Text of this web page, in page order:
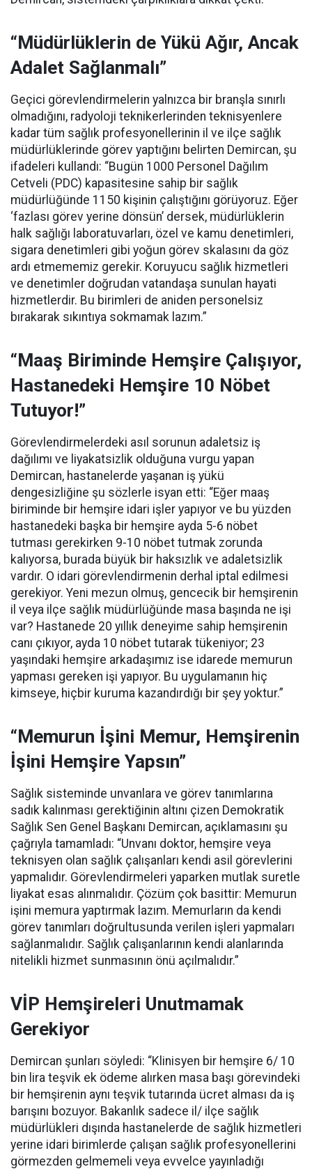
“Müdürlüklerin de Yükü Ağır, Ancak
Adalet Sağlanmalı”
Geçici görevlendirmelerin yalnızca bir branşla sınırlı
olmadığını, radyoloji teknikerlerinden teknisyenlere
kadar tüm sağlık profesyonellerinin il ve ilçe sağlık
müdürlüklerinde görev yaptığını belirten Demircan, şu
ifadeleri kullandı: “Bugün 1000 Personel Dağılım
Cetveli (PDC) kapasitesine sahip bir sağlık
müdürlüğünde 1150 kişinin çalıştığını görüyoruz. Eğer
‘fazlası görev yerine dönsün’ dersek, müdürlüklerin
halk sağlığı laboratuvarları, özel ve kamu denetimleri,
sigara denetimleri gibi yoğun görev skalasını da göz
ardı etmememiz gerekir. Koruyucu sağlık hizmetleri
ve denetimler doğrudan vatandaşa sunulan hayati
hizmetlerdir. Bu birimleri de aniden personelsiz
bırakarak sıkıntıya sokmamak lazım.”
“Maaş Biriminde Hemşire Çalışıyor,
Hastanedeki Hemşire 10 Nöbet
Tutuyor!”
Görevlendirmelerdeki asıl sorunun adaletsiz iş
dağılımı ve liyakatsizlik olduğuna vurgu yapan
Demircan, hastanelerde yaşanan iş yükü
dengesizliğine şu sözlerle isyan etti: “Eğer maaş
biriminde bir hemşire idari işler yapıyor ve bu yüzden
hastanedeki başka bir hemşire ayda 5-6 nöbet
tutması gerekirken 9-10 nöbet tutmak zorunda
kalıyorsa, burada büyük bir haksızlık ve adaletsizlik
vardır. O idari görevlendirmenin derhal iptal edilmesi
gerekiyor. Yeni mezun olmuş, gencecik bir hemşirenin
il veya ilçe sağlık müdürlüğünde masa başında ne işi
var? Hastanede 20 yıllık deneyime sahip hemşirenin
canı çıkıyor, ayda 10 nöbet tutarak tükeniyor; 23
yaşındaki hemşire arkadaşımız ise idarede memurun
yapması gereken işi yapıyor. Bu uygulamanın hiç
kimseye, hiçbir kuruma kazandırdığı bir şey yoktur.”
“Memurun İşini Memur, Hemşirenin
İşini Hemşire Yapsın”
Sağlık sisteminde unvanlara ve görev tanımlarına
sadık kalınması gerektiğinin altını çizen Demokratik
Sağlık Sen Genel Başkanı Demircan, açıklamasını şu
çağrıyla tamamladı: “Unvanı doktor, hemşire veya
teknisyen olan sağlık çalışanları kendi asil görevlerini
yapmalıdır. Görevlendirmeleri yaparken mutlak suretle
liyakat esas alınmalıdır. Çözüm çok basittir: Memurun
işini memura yaptırmak lazım. Memurların da kendi
görev tanımları doğrultusunda verilen işleri yapmaları
sağlanmalıdır. Sağlık çalışanlarının kendi alanlarında
nitelikli hizmet sunmasının önü açılmalıdır.”
VİP Hemşireleri Unutmamak
Gerekiyor
Demircan şunları söyledi: “Klinisyen bir hemşire 6/ 10
bin lira teşvik ek ödeme alırken masa başı görevindeki
bir hemşirenin aynı teşvik tutarında ücret alması da iş
barışını bozuyor. Bakanlık sadece il/ ilçe sağlık
müdürlükleri dışında hastanelerde de sağlık hizmetleri
yerine idari birimlerde çalışan sağlık profesyonellerini
görmezden gelmemeli veya evvelce yayınladığı